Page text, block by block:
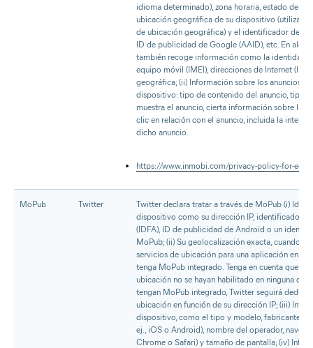
idioma determinado), zona horaria, estado de
ubicación geográfica de su dispositivo
de ubicación geográfica) y el identificador de
ID de publicidad de Google (AAID), etc. En
también recoge información como la identidad
equipo móvil (IMEI), direcciones de Internet (IP)
geográfica; (ii) Información sobre los anuncios
dispositivo: tipo de contenido del anuncio, tipo
muestra el anuncio, cierta información sobre la
clic en relación con el anuncio, incluida la
dicho anuncio.
https://www.inmobi.com/privacy-policy-for-eea/
MoPub Twitter
Twitter declara tratar a través de MoPub (i)
dispositivo como su dirección IP, identificador
(IDFA), ID de publicidad de Android o un
MoPub; (ii) Su geolocalización exacta, cuando
servicios de ubicación para una aplicación en su
tenga MoPub integrado. Tenga en cuenta que
ubicación no se hayan habilitado en ninguna de
tengan MoPub integrado, Twitter seguirá
ubicación en función de su dirección IP; (iii)
dispositivo, como el tipo y modelo, fabricante,
ej., iOS o Android), nombre del operador,
Chrome o Safari) y tamaño de pantalla; (iv)